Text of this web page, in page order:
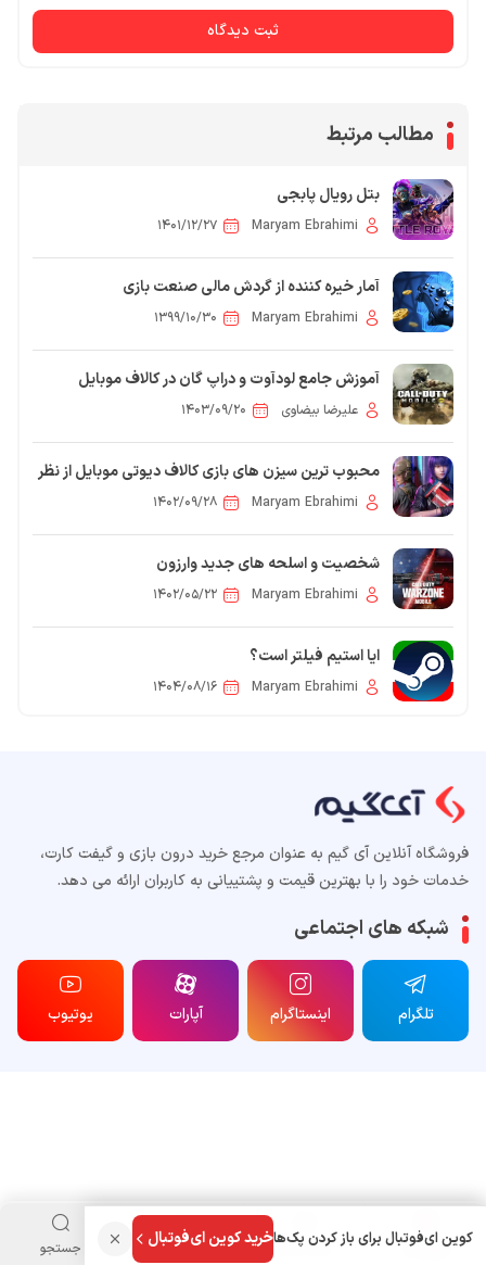
فروشگاه دسته بندی منو کاربری جستجو
ثبت دیدگاه
مطالب مرتبط
بتل رویال پابجی
Maryam Ebrahimi ۱۴۰۱/۱۲/۲۷
آمار خیره کننده از گردش مالی صنعت بازی
Maryam Ebrahimi ۱۳۹۹/۱۰/۳۰
آموزش جامع لودآوت و دراپ گان در کالاف موبایل
علیرضا بیضاوی ۱۴۰۳/۰۹/۲۰
محبوب ترین سیزن های بازی کالاف دیوتی موبایل از نظر
گیمرهاMaryam Ebrahimi ۱۴۰۲/۰۹/۲۸
شخصیت و اسلحه های جدید وارزون
موبایل(اپدیت1402)
Maryam Ebrahimi ۱۴۰۲/۰۵/۲۲
ایا استیم فیلتر است؟
Maryam Ebrahimi ۱۴۰۴/۰۸/۱۶
فروشگاه آنلاین آی گیم به عنوان مرجع خرید درون بازی و گیفت کارت،
خدمات خود را با بهترین قیمت و پشتییانی به کاربران ارائه می دهد.
شبکه های اجتماعی
تلگرام اینستاگرام آپارات یوتیوب
کوین ای‌فوتبال برای باز کردن پک‌هاخرید کوین ای‌فوتبال